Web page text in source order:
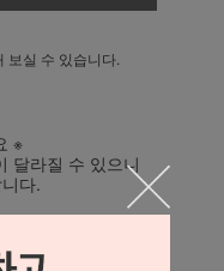
보실 수 있습니다.
※
달라질 수 있으니
다.